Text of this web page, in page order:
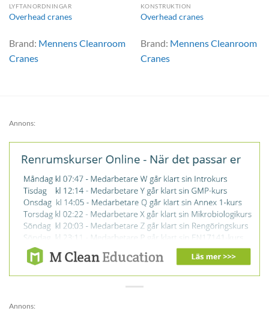
LYFTANORDNINGAR
Overhead cranes
Brand: Mennens Cleanroom
Cranes
KONSTRUKTION
Overhead cranes
Brand: Mennens Cleanroom
Cranes
Annons:
Annons: